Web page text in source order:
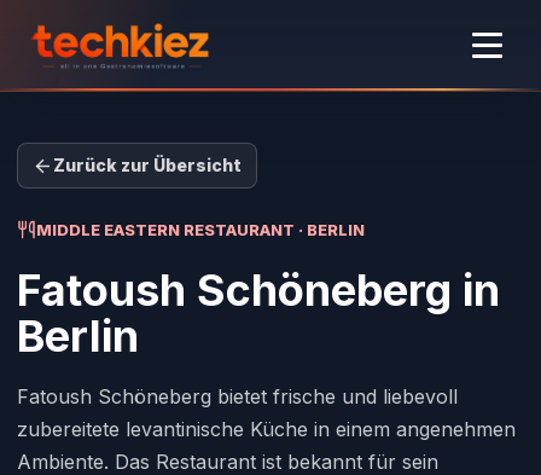
Zurück zur Übersicht
MIDDLE EASTERN RESTAURANT · BERLIN
Fatoush Schöneberg in
Berlin
Fatoush Schöneberg bietet frische und liebevoll
zubereitete levantinische Küche in einem angenehmen
Ambiente. Das Restaurant ist bekannt für sein